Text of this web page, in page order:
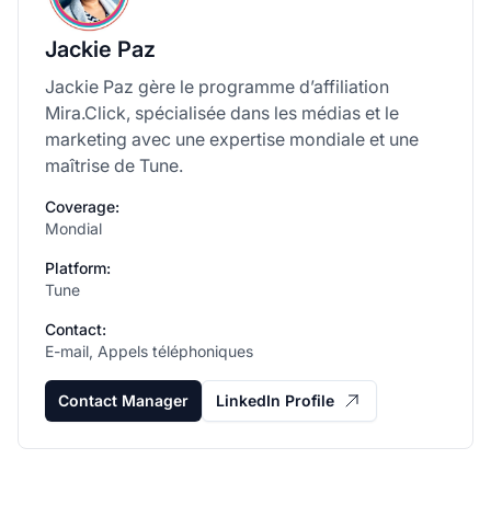
Jackie Paz
Jackie Paz gère le programme d’affiliation
Mira.Click, spécialisée dans les médias et le
marketing avec une expertise mondiale et une
maîtrise de Tune.
Coverage:
Mondial
Platform:
Tune
Contact:
E-mail, Appels téléphoniques
Contact Manager LinkedIn Profile